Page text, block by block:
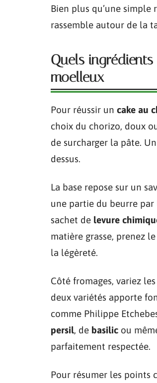
Bien plus qu’une simple
rassemble autour de la
Quels
moelleux
Pour réussir un cake au
choix du chorizo, doux
de surcharger la pâte.
dessus.
La base repose sur un
une partie du beurre par
sachet de levure
matière grasse, prenez
la légèreté.
Côté fromages, variez
deux variétés apporte
comme Philippe
persil, de basilic ou
parfaitement respectée.
Pour résumer les points